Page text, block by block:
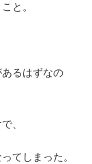
と。
るはずなの
、
てしまった。